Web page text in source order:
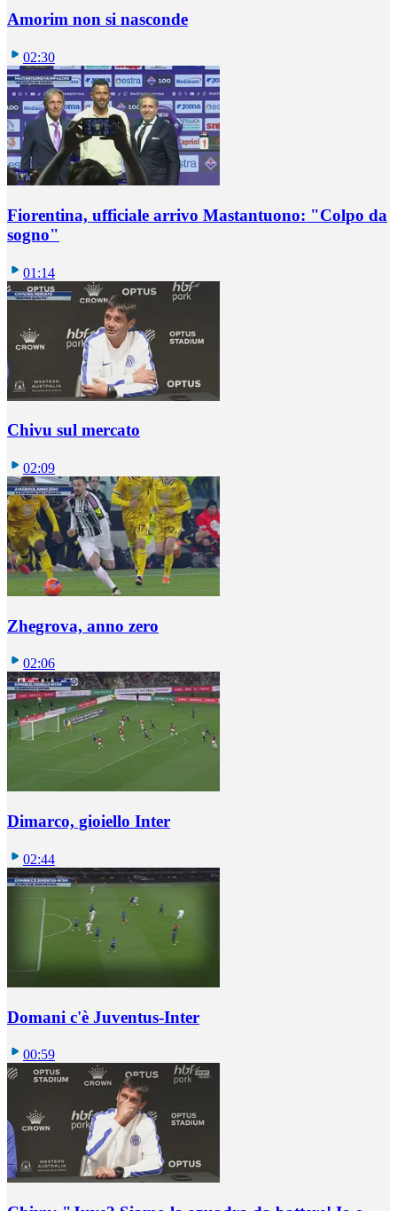
Amorim non si nasconde
02:30
Fiorentina, ufficiale arrivo Mastantuono: "Colpo da
sogno"
01:14
Chivu sul mercato
02:09
Zhegrova, anno zero
02:06
Dimarco, gioiello Inter
02:44
Domani c'è Juventus-Inter
00:59